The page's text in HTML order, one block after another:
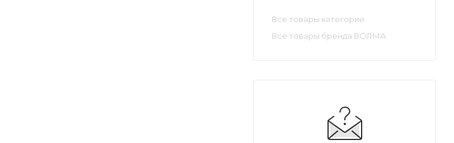
Все товары категории
Все товары бренда ВОЛМА